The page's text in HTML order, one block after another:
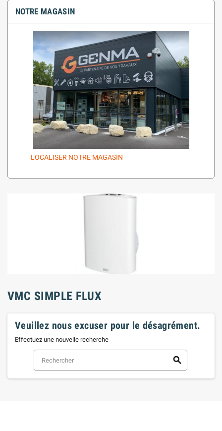
NOTRE MAGASIN
LOCALISER NOTRE MAGASIN
VMC SIMPLE FLUX
Veuillez nous excuser pour le désagrément.
Effectuez une nouvelle recherche
search